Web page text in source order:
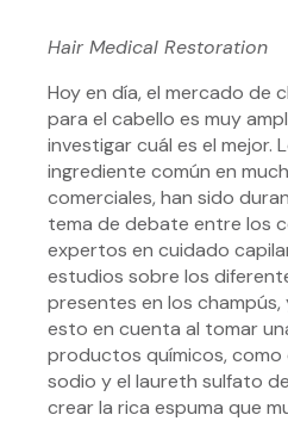
Hair Medical Restoration
Hoy en día, el mercado de
para el cabello es muy
investigar cuál es el mejor.
ingrediente común en
comerciales, han sido
tema de debate entre los
expertos en cuidado
estudios sobre los
presentes en los
esto en cuenta al tomar
productos químicos, como
sodio y el laureth sulfato
crear la rica espuma que